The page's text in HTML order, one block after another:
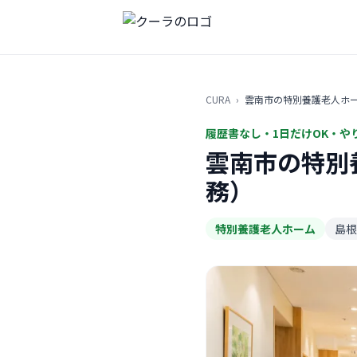
CURA › 雲南市の特別養護老人ホ
履歴書なし・1日だけOK・や
雲南市の特
務）
特別養護老人ホーム 島